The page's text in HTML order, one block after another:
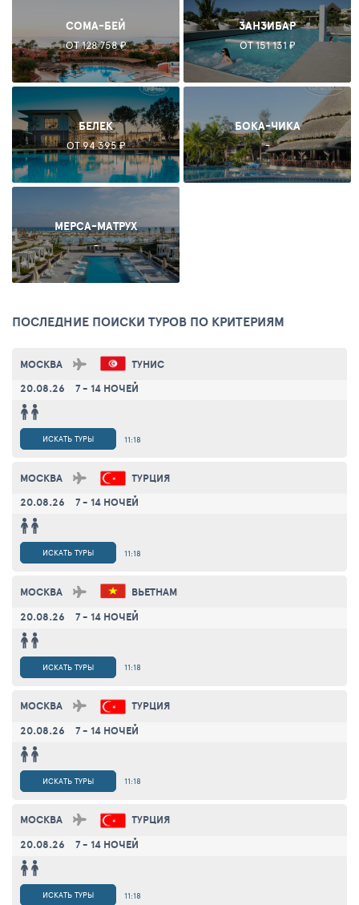
СОМА-БЕЙ
ОТ 128 758 ₽
ЗАНЗИБАР
ОТ 151 131 ₽
БЕЛЕК
ОТ 94 395 ₽
БОКА-ЧИКА
-
МЕРСА-МАТРУХ
-
ПОСЛЕДНИЕ ПОИСКИ ТУРОВ ПО КРИТЕРИЯМ
МОСКВА
ТУНИС
20.08.26
7 - 14 НОЧЕЙ
11:18
ИСКАТЬ ТУРЫ
МОСКВА
ТУРЦИЯ
20.08.26
7 - 14 НОЧЕЙ
11:18
ИСКАТЬ ТУРЫ
МОСКВА
ВЬЕТНАМ
20.08.26
7 - 14 НОЧЕЙ
11:18
ИСКАТЬ ТУРЫ
МОСКВА
ТУРЦИЯ
20.08.26
7 - 14 НОЧЕЙ
11:18
ИСКАТЬ ТУРЫ
МОСКВА
ТУРЦИЯ
20.08.26
7 - 14 НОЧЕЙ
11:18
ИСКАТЬ ТУРЫ